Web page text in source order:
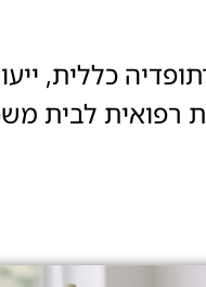
כללית,
רפואית לבית